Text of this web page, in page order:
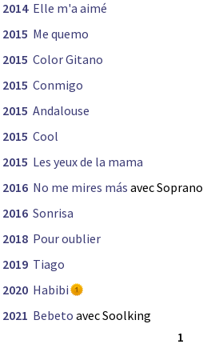
2014 Elle m'a aimé
2015 Me quemo
2015 Color Gitano
2015 Conmigo
2015 Andalouse
2015 Cool
2015 Les yeux de la mama
2016 No me mires más avec Soprano
2016 Sonrisa
2018 Pour oublier
2019 Tiago
2020 Habibi
2021 Bebeto avec Soolking
1